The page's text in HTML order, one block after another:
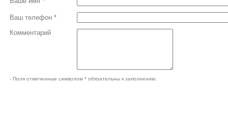
Ваш телефон *
Комментарий
- Поля отмеченные символом * обязательны к заполнению.